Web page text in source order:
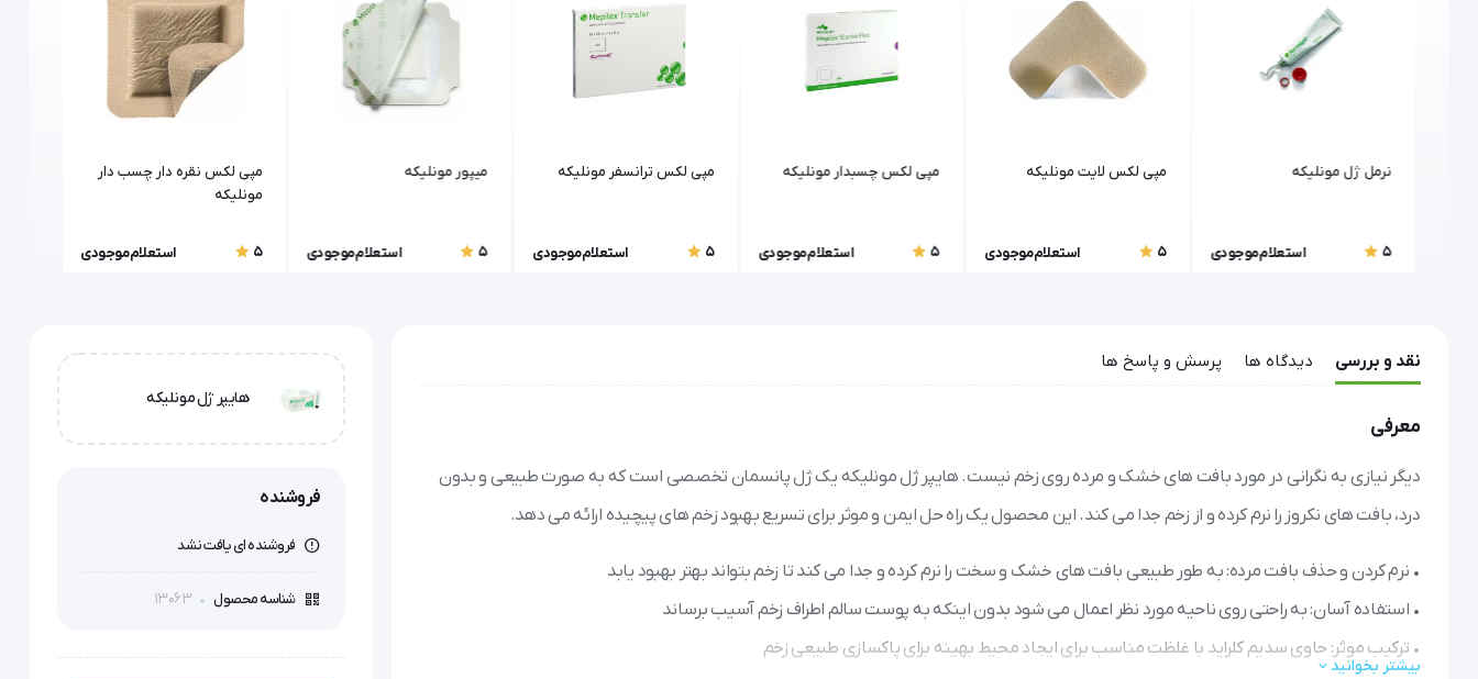
نرمل ژل مونلیکه
5 استعلام موجودی
مپی لکس لایت مونلیکه
5 استعلام موجودی
مپی لکس چسبدار مونلیکه
5 استعلام موجودی
مپی لکس ترانسفر مونلیکه
5 استعلام موجودی
میپور مونلیکه
5 استعلام موجودی
مپی لکس نقره دار چسب دار
مونلیکه
5 استعلام موجودی
نقد و بررسی دیدگاه ها پرسش و پاسخ ها
معرفی
دیگر نیازی به نگرانی در مورد بافت های خشک و مرده روی زخم نیست. هایپر ژل مونلیکه یک ژل پانسمان تخصصی است که به صورت طبیعی و بدون
درد، بافت های نکروز را نرم کرده و از زخم جدا می کند. این محصول یک راه حل ایمن و موثر برای تسریع بهبود زخم های پیچیده ارائه می دهد.
• نرم کردن و حذف بافت مرده: به طور طبیعی بافت های خشک و سخت را نرم کرده و جدا می کند تا زخم بتواند بهتر بهبود یابد
• استفاده آسان: به راحتی روی ناحیه مورد نظر اعمال می شود بدون اینکه به پوست سالم اطراف زخم آسیب برساند
• ترکیب موثر: حاوی سدیم کلراید با غلظت مناسب برای ایجاد محیط بهینه برای پاکسازی طبیعی زخم
بیشتر بخوانید
هایپر ژل مونلیکه
فروشنده
فروشنده ای یافت نشد
شناسه محصول 13063